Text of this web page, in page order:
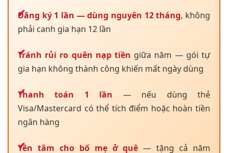
Đăng ký 1 lần — dùng nguyên 12 tháng, không
phải canh gia hạn 12 lần
Tránh rủi ro quên nạp tiền giữa năm — gói tự
gia hạn không thành công khiến mất ngày dùng
Thanh toán 1 lần — nếu dùng thẻ
Visa/Mastercard có thể tích điểm hoặc hoàn tiền
ngân hàng
Yên tâm cho bố mẹ ở quê — tặng cả năm